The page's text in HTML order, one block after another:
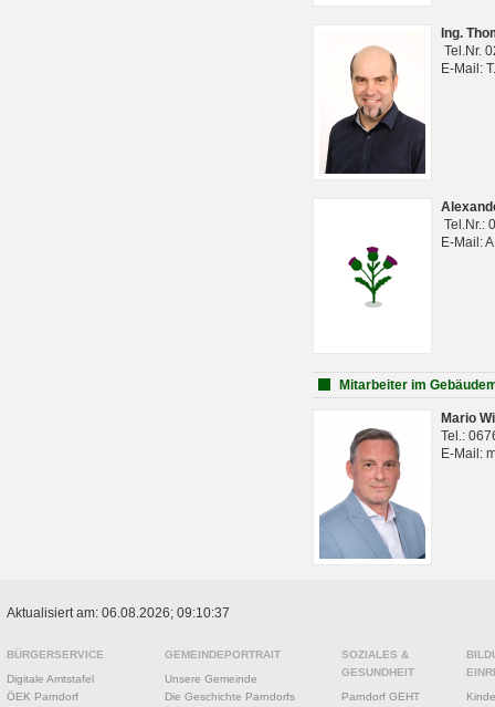
Ing.
Tel.Nr.
E-Mail:
Tel.Nr.:
E-Mail:
Mitarbeiter im
Mario
Tel.:
E-Mail:
Aktualisiert am: 06.08.2026; 09:10:37
BÜRGERSERVICE
Digitale Amtstafel
ÖEK Parndorf
GEMEINDEPORTRAIT
Unsere Gemeinde
Die Geschichte Parndorfs
SOZIALES &
GESUNDHEIT
Parndorf GEHT